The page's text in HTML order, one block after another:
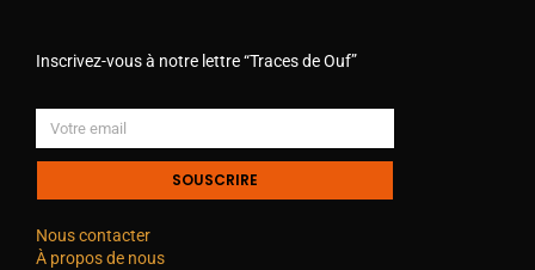
Inscrivez-vous à notre lettre “Traces de Ouf”
SOUSCRIRE
Nous contacter
À propos de nous